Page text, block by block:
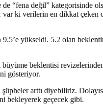
“fena değil” kategorisinde
ki verilerin en dikkat
yükseldi. 5.2 olan
büyüme beklentisi
gösteriyor.
arttı diyebiliriz.
bekleyerek geçecek gibi.